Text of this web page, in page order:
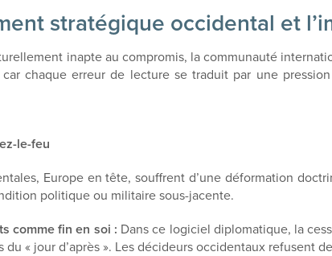
stratégique occidental et
inapte au compromis, la communauté
chaque erreur de lecture se traduit par une
le-feu
Europe en tête, souffrent d’une déformation
politique ou militaire sous-jacente.
comme fin en soi : Dans ce logiciel diplomatique, la
du « jour d’après ». Les décideurs occidentaux refusent